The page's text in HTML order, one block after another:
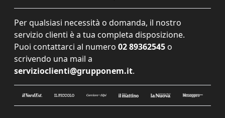
Per qualsiasi necessità o domanda, il nostro
servizio clienti è a tua completa disposizione.
Puoi contattarci al numero 02 89362545 o
scrivendo una mail a
servizioclienti@grupponem.it.